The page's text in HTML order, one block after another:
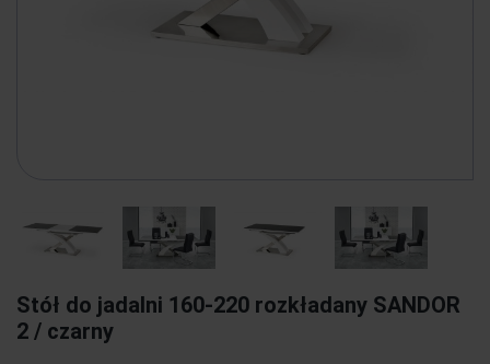
Stół do jadalni 160-220 rozkładany SANDOR
2 / czarny